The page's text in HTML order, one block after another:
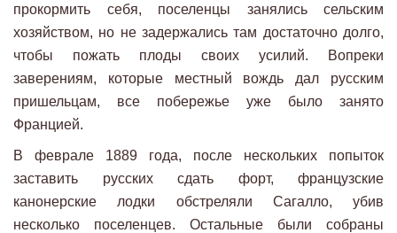
прокормить себя, поселенцы занялись сельским
хозяйством, но не задержались там достаточно долго,
чтобы пожать плоды своих усилий. Вопреки
заверениям, которые местный вождь дал русским
пришельцам, все побережье уже было занято
Францией.
В феврале 1889 года, после нескольких попыток
заставить русских сдать форт, французские
канонерские лодки обстреляли Сагалло, убив
несколько поселенцев. Остальные были собраны